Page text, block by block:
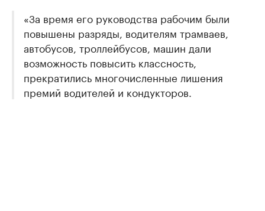
«За время его руководства рабочим были
повышены разряды, водителям трамваев,
автобусов, троллейбусов, машин дали
возможность повысить классность,
прекратились многочисленные лишения
премий водителей и кондукторов.